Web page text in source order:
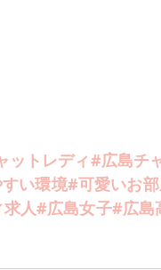
トレディ#広島チ
い環境#可愛いお
人#広島女子#広島